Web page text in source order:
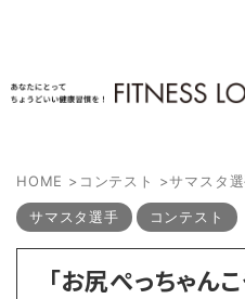
HOME > コンテスト >サマスタ
サマスタ選手 コンテスト
「お尻ぺっちゃん